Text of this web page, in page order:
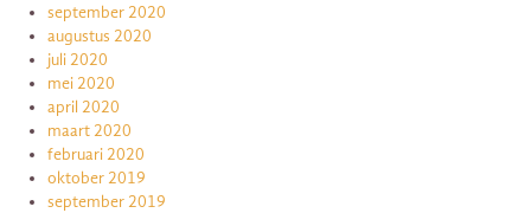
september 2020
augustus 2020
juli 2020
mei 2020
april 2020
maart 2020
februari 2020
oktober 2019
september 2019